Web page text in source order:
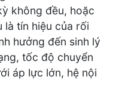
không đều, hoặc
là tín hiệu của rối
hưởng đến sinh lý
tốc độ chuyển
áp lực lớn, hệ nội